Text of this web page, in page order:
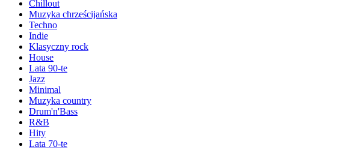
Chillout
Muzyka chrześcijańska
Techno
Indie
Klasyczny rock
House
Lata 90-te
Jazz
Minimal
Muzyka country
Drum'n'Bass
R&B
Hity
Lata 70-te